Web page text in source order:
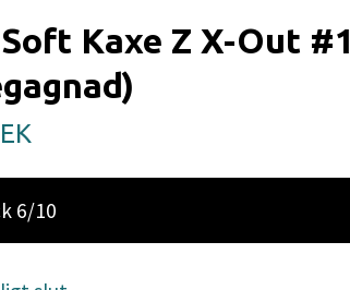
Kaxe Z X-Out #1
6/10